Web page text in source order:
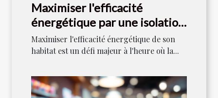
Maximiser l'efficacité
énergétique par une isolation
optimale ?
Maximiser l'efficacité énergétique de son
habitat est un défi majeur à l'heure où la...